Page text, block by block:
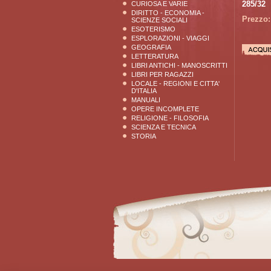
CURIOSA E VARIE
DIRITTO - ECONOMIA -
SCIENZE SOCIALI
ESOTERISMO
ESPLORAZIONI - VIAGGI
GEOGRAFIA
LETTERATURA
LIBRI ANTICHI - MANOSCRITTI
LIBRI PER RAGAZZI
LOCALE - REGIONI E CITTA'
D'ITALIA
MANUALI
OPERE INCOMPLETE
RELIGIONE - FILOSOFIA
SCIENZA E TECNICA
STORIA
285/32
Prezzo: